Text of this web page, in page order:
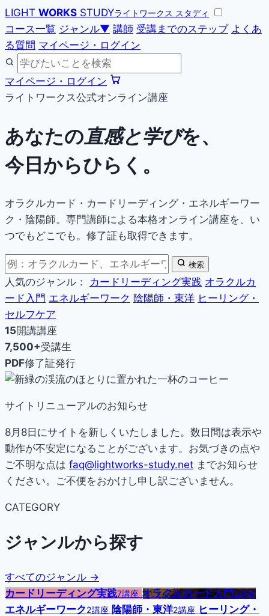
LIGHT WORKS STUDYライトワークス スタディ
コース一覧 ジャンル▼ 講師 受講までのステップ よくあ
る質問 マイページ・ログイン
マイページ・ログイン
ライトワークス公式オンライン講座
あなたの直感と学びを、
今日からひらく。
オラクルカード・カードリーディング・エネルギーワー
ク・陰陽師。専門講師による本格オンライン講座を、い
つでもどこでも。修了証も取得できます。
検索
人気のジャンル： カードリーディング実践 オラクルカ
ード入門 エネルギーワーク 陰陽師・東洋 ヒーリング・
セルフケア
15開講講座
7,500+受講生
PDF修了証発行
サイトリニューアルのお知らせ
8月8日にサイトを新しくいたしました。数日間は表示や
動作が不安定になることがございます。お気づきの点や
ご不明な点は faq@lightworks-study.net までお知らせ
ください。ご不便をおかけし申し訳ございません。
CATEGORY
ジャンルから探す
すべてのジャンル →
カードリーディング実践7講座 オラクルカード入門3講座
エネルギーワーク2講座 陰陽師・東洋2講座 ヒーリング・